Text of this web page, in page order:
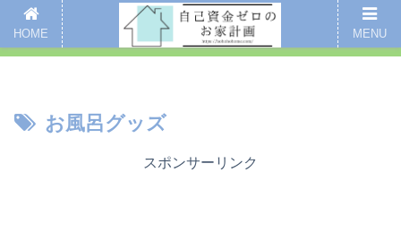
新着記事 愛用品まとめインスタグラム 掃除 全記事一覧
ここをクリックするとブログのご案内ページにいくよ
お風呂グッズ
スポンサーリンク
HOME MENU